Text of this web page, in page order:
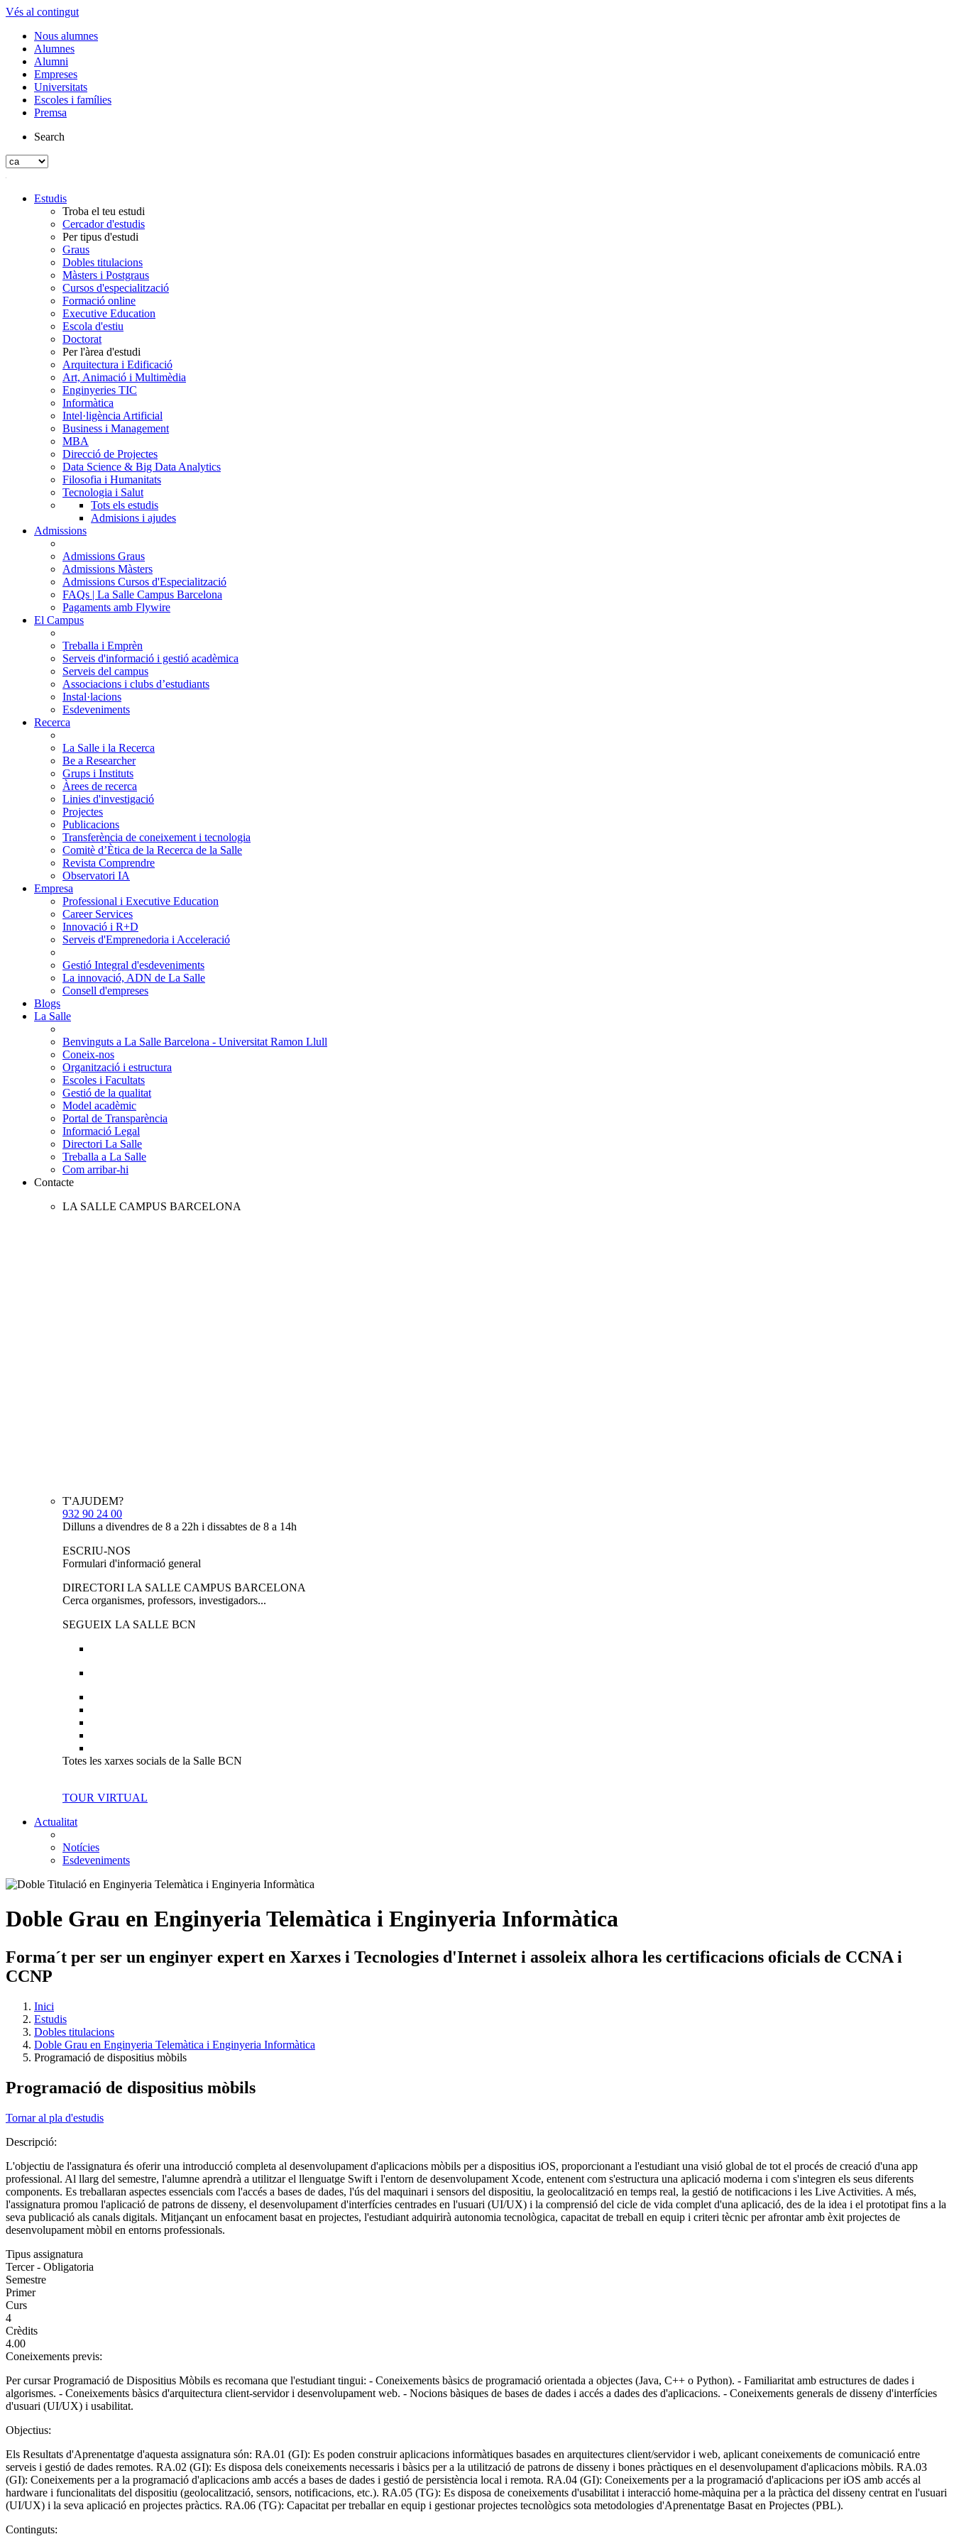
Vés al contingut
Nous alumnes
Alumnes
Alumni
Empreses
Universitats
Escoles i famílies
Premsa
Search
Estudis
Troba el teu estudi
Cercador d'estudis
Per tipus d'estudi
Graus
Dobles titulacions
Màsters i Postgraus
Cursos d'especialització
Formació online
Executive Education
Escola d'estiu
Doctorat
Per l'àrea d'estudi
Arquitectura i Edificació
Art, Animació i Multimèdia
Enginyeries TIC
Informàtica
Intel·ligència Artificial
Business i Management
MBA
Direcció de Projectes
Data Science & Big Data Analytics
Filosofia i Humanitats
Tecnologia i Salut
Tots els estudis
Admisions i ajudes
Admissions
Admissions Graus
Admissions Màsters
Admissions Cursos d'Especialització
FAQs | La Salle Campus Barcelona
Pagaments amb Flywire
El Campus
Treballa i Emprèn
Serveis d'informació i gestió acadèmica
Serveis del campus
Associacions i clubs d’estudiants
Instal·lacions
Esdeveniments
Recerca
La Salle i la Recerca
Be a Researcher
Grups i Instituts
Àrees de recerca
Linies d'investigació
Projectes
Publicacions
Transferència de coneixement i tecnologia
Comitè d’Ètica de la Recerca de la Salle
Revista Comprendre
Observatori IA
Empresa
Professional i Executive Education
Career Services
Innovació i R+D
Serveis d'Emprenedoria i Acceleració
Gestió Integral d'esdeveniments
La innovació, ADN de La Salle
Consell d'empreses
Blogs
La Salle
Benvinguts a La Salle Barcelona - Universitat Ramon Llull
Coneix-nos
Organització i estructura
Escoles i Facultats
Gestió de la qualitat
Model acadèmic
Portal de Transparència
Informació Legal
Directori La Salle
Treballa a La Salle
Com arribar-hi
Contacte
LA SALLE CAMPUS BARCELONA
T'AJUDEM?
932 90 24 00
Dilluns a divendres de 8 a 22h i dissabtes de 8 a 14h
ESCRIU-NOS
Formulari d'informació general
DIRECTORI LA SALLE CAMPUS BARCELONA
Cerca organismes, professors, investigadors...
SEGUEIX LA SALLE BCN
Totes les xarxes socials de la Salle BCN
TOUR VIRTUAL
Actualitat
Notícies
Esdeveniments
Doble Grau en Enginyeria Telemàtica i Enginyeria Informàtica
Forma´t per ser un enginyer expert en Xarxes i Tecnologies d'Internet i assoleix alhora les certificacions oficials de CCNA i
CCNP
Inici
Estudis
Dobles titulacions
Doble Grau en Enginyeria Telemàtica i Enginyeria Informàtica
Programació de dispositius mòbils
Programació de dispositius mòbils
Tornar al pla d'estudis
Descripció:
L'objectiu de l'assignatura és oferir una introducció completa al desenvolupament d'aplicacions mòbils per a dispositius iOS, proporcionant a l'estudiant una visió global de tot el procés de creació d'una app
professional. Al llarg del semestre, l'alumne aprendrà a utilitzar el llenguatge Swift i l'entorn de desenvolupament Xcode, entenent com s'estructura una aplicació moderna i com s'integren els seus diferents
components. Es treballaran aspectes essencials com l'accés a bases de dades, l'ús del maquinari i sensors del dispositiu, la geolocalització en temps real, la gestió de notificacions i les Live Activities. A més,
l'assignatura promou l'aplicació de patrons de disseny, el desenvolupament d'interfícies centrades en l'usuari (UI/UX) i la comprensió del cicle de vida complet d'una aplicació, des de la idea i el prototipat fins a la
seva publicació als canals digitals. Mitjançant un enfocament basat en projectes, l'estudiant adquirirà autonomia tecnològica, capacitat de treball en equip i criteri tècnic per afrontar amb èxit projectes de
desenvolupament mòbil en entorns professionals.
Tipus assignatura
Tercer - Obligatoria
Semestre
Primer
Curs
4
Crèdits
4.00
Coneixements previs:
Per cursar Programació de Dispositius Mòbils es recomana que l'estudiant tingui: - Coneixements bàsics de programació orientada a objectes (Java, C++ o Python). - Familiaritat amb estructures de dades i
algorismes. - Coneixements bàsics d'arquitectura client-servidor i desenvolupament web. - Nocions bàsiques de bases de dades i accés a dades des d'aplicacions. - Coneixements generals de disseny d'interfícies
d'usuari (UI/UX) i usabilitat.
Objectius:
Els Resultats d'Aprenentatge d'aquesta assignatura són: RA.01 (GI): Es poden construir aplicacions informàtiques basades en arquitectures client/servidor i web, aplicant coneixements de comunicació entre
serveis i gestió de dades remotes. RA.02 (GI): Es disposa dels coneixements necessaris i bàsics per a la utilització de patrons de disseny i bones pràctiques en el desenvolupament d'aplicacions mòbils. RA.03
(GI): Coneixements per a la programació d'aplicacions amb accés a bases de dades i gestió de persistència local i remota. RA.04 (GI): Coneixements per a la programació d'aplicacions per iOS amb accés al
hardware i funcionalitats del dispositiu (geolocalització, sensors, notificacions, etc.). RA.05 (TG): Es disposa de coneixements d'usabilitat i interacció home-màquina per a la pràctica del disseny centrat en l'usuari
(UI/UX) i la seva aplicació en projectes pràctics. RA.06 (TG): Capacitat per treballar en equip i gestionar projectes tecnològics sota metodologies d'Aprenentatge Basat en Projectes (PBL).
Continguts: